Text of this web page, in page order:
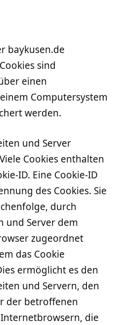
baykusen.de
sind
einen
Computersystem
werden.
und Server
Cookies enthalten
ID. Eine Cookie-ID
des Cookies. Sie
durch
und Server dem
zugeordnet
das Cookie
ermöglicht es den
und Servern, den
der betroffenen
die